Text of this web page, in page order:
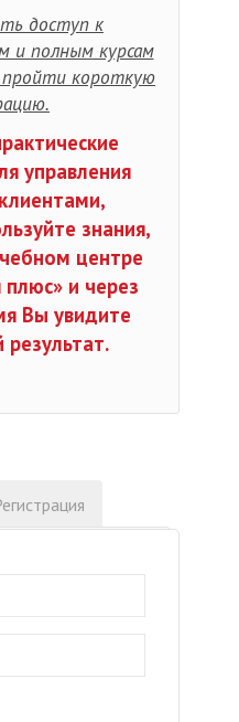
доступ к
и полным курсам
пройти короткую
управления
знания,
центре
и через
Вы увидите